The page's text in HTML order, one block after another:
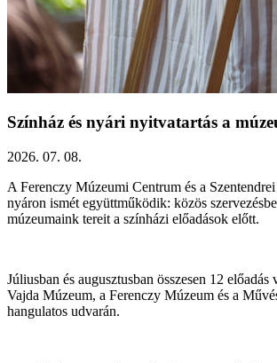
Színház és nyári nyitvatartás a
2026. 07. 08.
A Ferenczy Múzeumi Centrum és a
nyáron ismét együttműködik: közös
múzeumaink tereit a színházi előadások előtt.
Júliusban és augusztusban összesen 12 előadás
Vajda Múzeum, a Ferenczy Múzeum és a
hangulatos udvarán.